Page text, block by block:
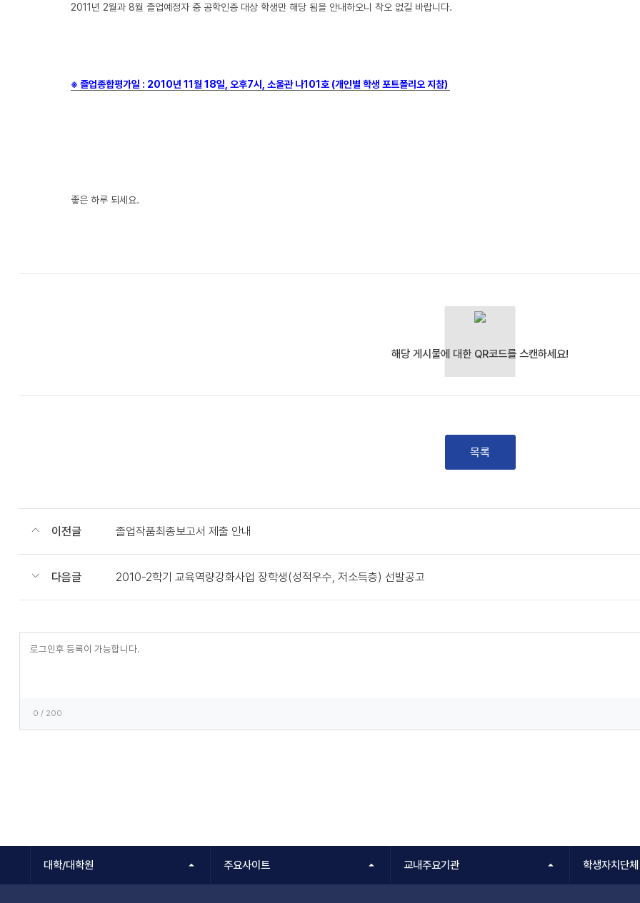
2011년 2월과 8월 졸업예정자 중 공학인증 대상 학생만 해당 됨을 안내하오니 착오 없길 바랍니다.
※ 졸업종합평가일 : 2010년 11월 18일, 오후7시, 소울관 나101호 (개인별 학생 포트폴리오 지참)
좋은 하루 되세요.
목록
이전글 졸업작품최종보고서 제출 안내
다음글 2010-2학기 교육역량강화사업 장학생(성적우수, 저소득층) 선발공고
0 / 200
대학/대학원 주요사이트 교내주요기관 학생자치단체